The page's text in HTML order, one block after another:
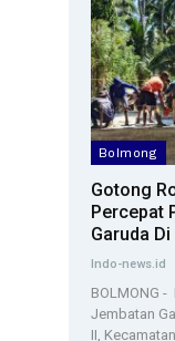
Bolmong
Gotong
Percepat
Garuda
Indo-news.id
BOLMONG
Jembatan
II,